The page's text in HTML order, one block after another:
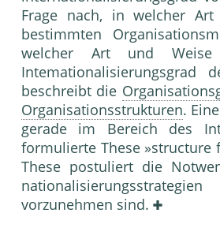
Frage nach, in welcher
bestimmten
welcher Art und Weise
Intemationalisierungsgrad
beschreibt die
Organisationsstrukturen.
gerade im Bereich des
formulierte These »structure
These postuliert die
nationalisierungsstrategien
vorzunehmen sind.